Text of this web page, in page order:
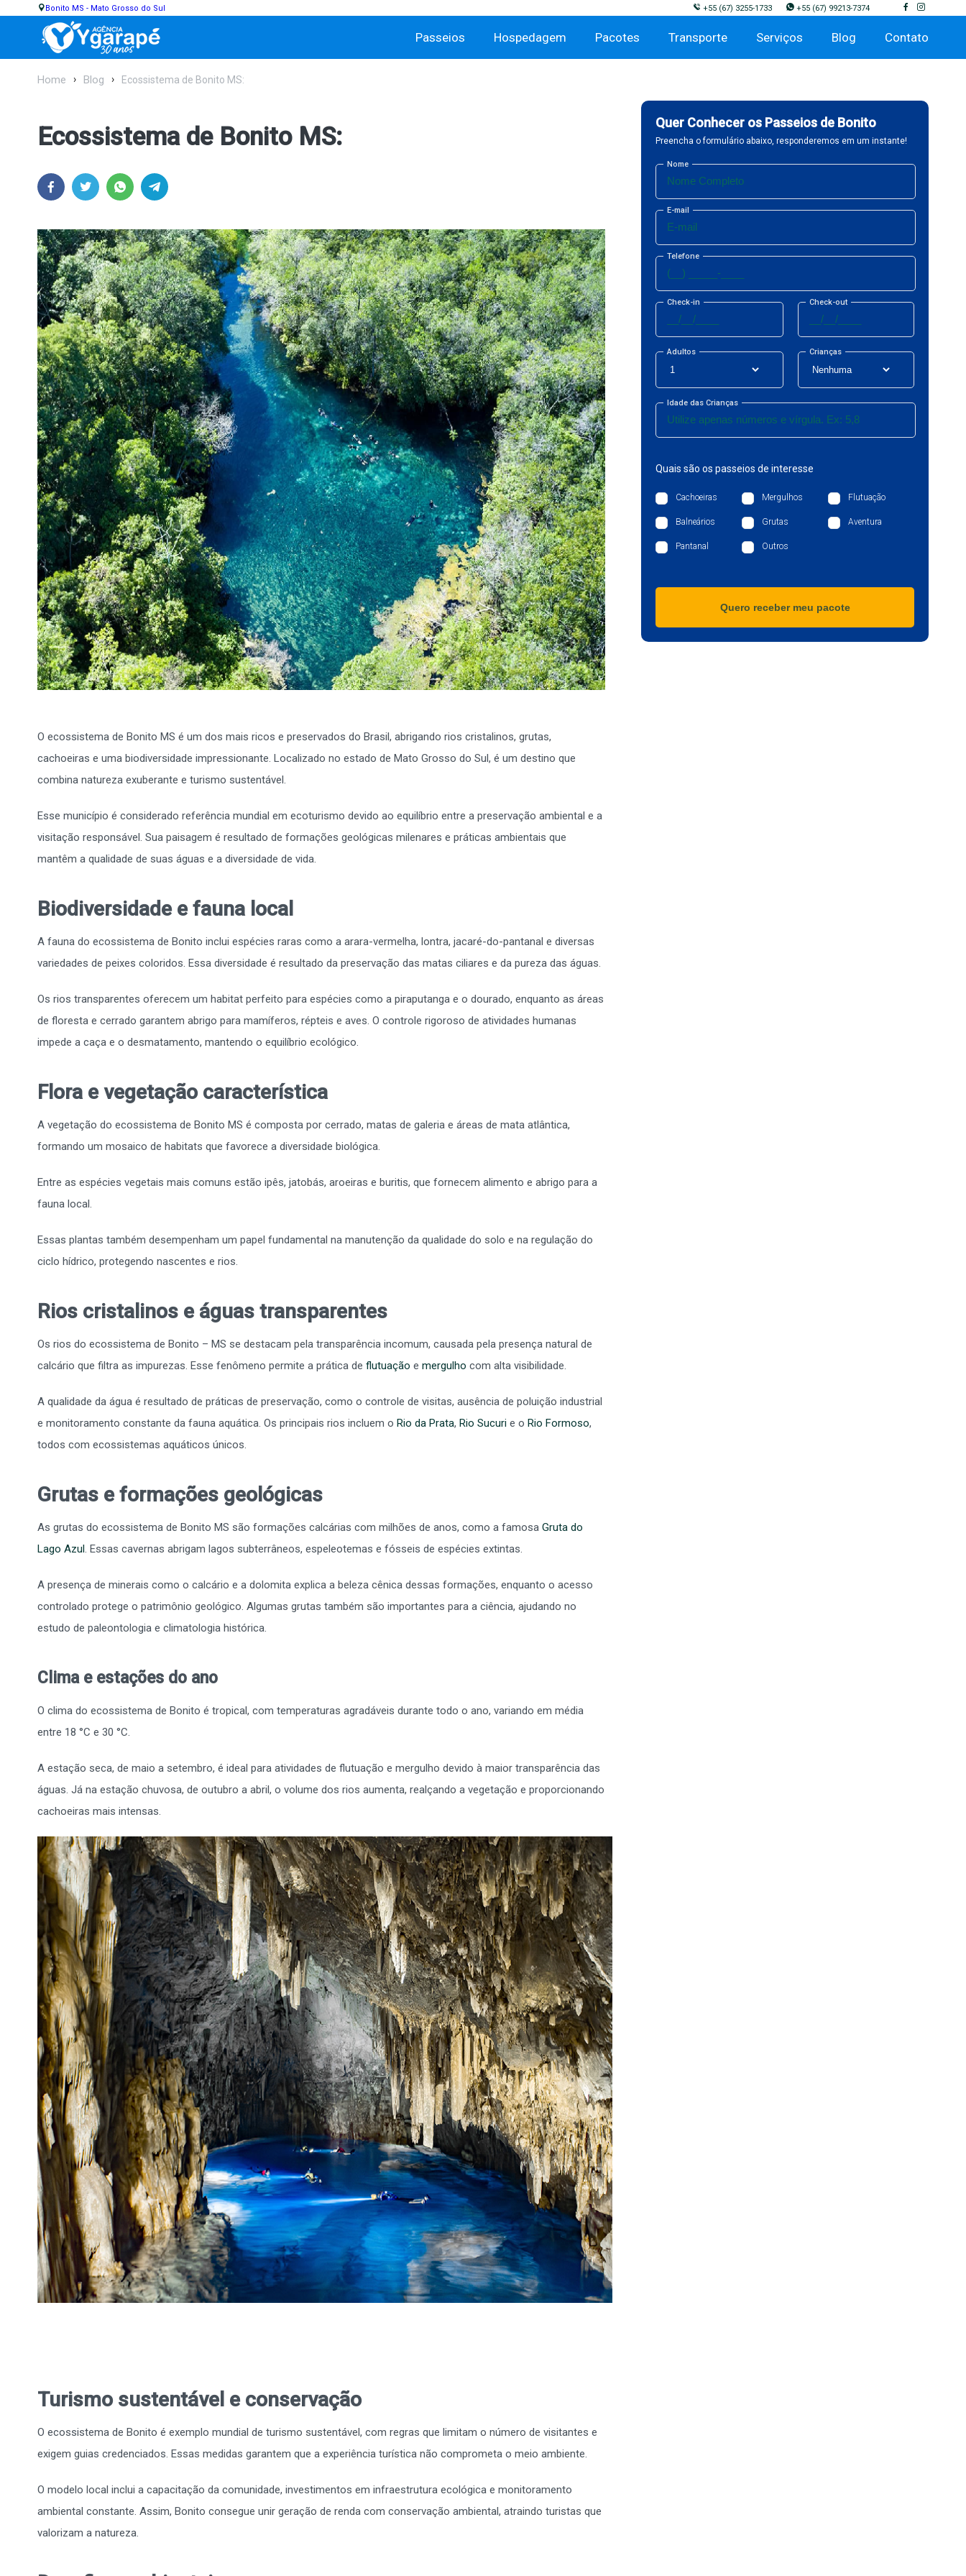
Bonito MS - Mato Grosso do Sul +55 (67) 3255-1733 +55 (67) 99213-7374
Passeios Hospedagem Pacotes Transporte Serviços Blog Contato
Home Blog Ecossistema de Bonito MS:
Ecossistema de Bonito MS:
O ecossistema de Bonito MS é um dos mais ricos e preservados do Brasil, abrigando rios cristalinos, grutas,
cachoeiras e uma biodiversidade impressionante. Localizado no estado de Mato Grosso do Sul, é um destino que
combina natureza exuberante e turismo sustentável.
Esse município é considerado referência mundial em ecoturismo devido ao equilíbrio entre a preservação ambiental e a
visitação responsável. Sua paisagem é resultado de formações geológicas milenares e práticas ambientais que
mantêm a qualidade de suas águas e a diversidade de vida.
Biodiversidade e fauna local
A fauna do ecossistema de Bonito inclui espécies raras como a arara-vermelha, lontra, jacaré-do-pantanal e diversas
variedades de peixes coloridos. Essa diversidade é resultado da preservação das matas ciliares e da pureza das águas.
Os rios transparentes oferecem um habitat perfeito para espécies como a piraputanga e o dourado, enquanto as áreas
de floresta e cerrado garantem abrigo para mamíferos, répteis e aves. O controle rigoroso de atividades humanas
impede a caça e o desmatamento, mantendo o equilíbrio ecológico.
Flora e vegetação característica
A vegetação do ecossistema de Bonito MS é composta por cerrado, matas de galeria e áreas de mata atlântica,
formando um mosaico de habitats que favorece a diversidade biológica.
Entre as espécies vegetais mais comuns estão ipês, jatobás, aroeiras e buritis, que fornecem alimento e abrigo para a
fauna local.
Essas plantas também desempenham um papel fundamental na manutenção da qualidade do solo e na regulação do
ciclo hídrico, protegendo nascentes e rios.
Rios cristalinos e águas transparentes
Os rios do ecossistema de Bonito – MS se destacam pela transparência incomum, causada pela presença natural de
calcário que filtra as impurezas. Esse fenômeno permite a prática de flutuação e mergulho com alta visibilidade.
A qualidade da água é resultado de práticas de preservação, como o controle de visitas, ausência de poluição industrial
e monitoramento constante da fauna aquática. Os principais rios incluem o Rio da Prata, Rio Sucuri e o Rio Formoso,
todos com ecossistemas aquáticos únicos.
Grutas e formações geológicas
As grutas do ecossistema de Bonito MS são formações calcárias com milhões de anos, como a famosa Gruta do
Lago Azul. Essas cavernas abrigam lagos subterrâneos, espeleotemas e fósseis de espécies extintas.
A presença de minerais como o calcário e a dolomita explica a beleza cênica dessas formações, enquanto o acesso
controlado protege o patrimônio geológico. Algumas grutas também são importantes para a ciência, ajudando no
estudo de paleontologia e climatologia histórica.
Clima e estações do ano
O clima do ecossistema de Bonito é tropical, com temperaturas agradáveis durante todo o ano, variando em média
entre 18 °C e 30 °C.
A estação seca, de maio a setembro, é ideal para atividades de flutuação e mergulho devido à maior transparência das
águas. Já na estação chuvosa, de outubro a abril, o volume dos rios aumenta, realçando a vegetação e proporcionando
cachoeiras mais intensas.
Turismo sustentável e conservação
O ecossistema de Bonito é exemplo mundial de turismo sustentável, com regras que limitam o número de visitantes e
exigem guias credenciados. Essas medidas garantem que a experiência turística não comprometa o meio ambiente.
O modelo local inclui a capacitação da comunidade, investimentos em infraestrutura ecológica e monitoramento
ambiental constante. Assim, Bonito consegue unir geração de renda com conservação ambiental, atraindo turistas que
valorizam a natureza.
Quer Conhecer os Passeios de Bonito
Preencha o formulário abaixo, responderemos em um instante!
Nome
E-mail
Telefone
Check-in Check-out
Adultos Crianças
Idade das Crianças
Quais são os passeios de interesse
Cachoeiras Mergulhos Flutuação
Balneários Grutas Aventura
Pantanal Outros
Quero receber meu pacote